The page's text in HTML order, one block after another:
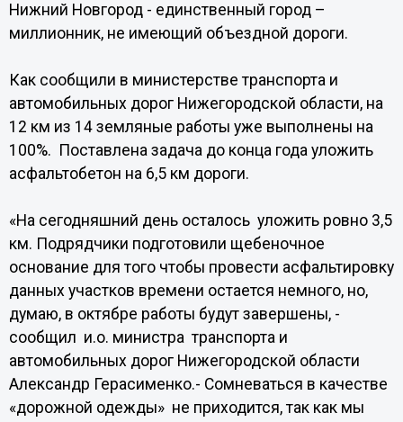
Нижний Новгород - единственный город –
миллионник, не имеющий объездной дороги.
Как сообщили в министерстве транспорта и
автомобильных дорог Нижегородской области, на
12 км из 14 земляные работы уже выполнены на
100%. Поставлена задача до конца года уложить
асфальтобетон на 6,5 км дороги.
«На сегодняшний день осталось уложить ровно 3,5
км. Подрядчики подготовили щебеночное
основание для того чтобы провести асфальтировку
данных участков времени остается немного, но,
думаю, в октябре работы будут завершены, -
сообщил и.о. министра транспорта и
автомобильных дорог Нижегородской области
Александр Герасименко.- Сомневаться в качестве
«дорожной одежды» не приходится, так как мы